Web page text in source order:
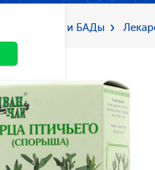
Лекарства и БАДы